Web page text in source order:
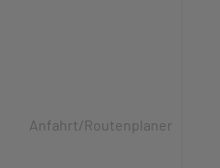
Anfahrt/Routenplaner